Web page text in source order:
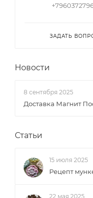
ЗАДАТЬ
Новости
8 сентября 2025
Доставка Магнит
Статьи
15 июля 2025
Рецепт
22 мая 2025